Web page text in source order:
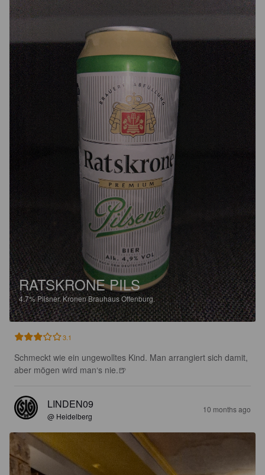
RATSKRONE PILS
4.7%Pilsner.Kronen Brauhaus Offenburg.
3.1
Schmeckt wie ein ungewolltes Kind. Man arrangiert sich damit,
aber mögen wird man‘s nie.🍺
LINDEN09
@ Heidelberg
10 months ago